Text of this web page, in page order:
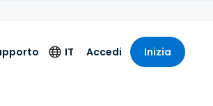
IT Accedi Inizia